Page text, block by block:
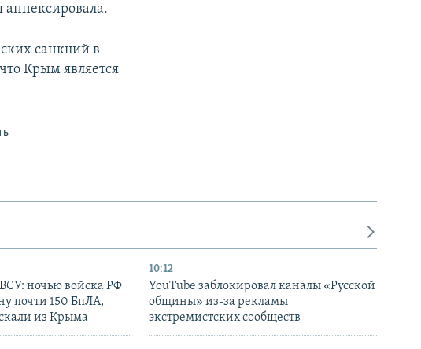
аннексировала.
санкций в
Крым является
ночью войска РФ
почти 150 БпЛА,
из Крыма
10:12
YouTube заблокировал каналы «Русской
общины» из-за рекламы
экстремистских сообществ